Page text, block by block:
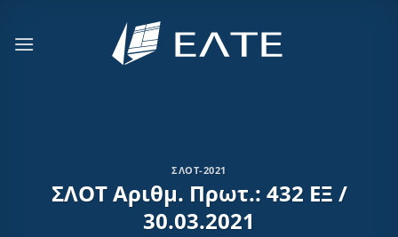
περιεχόμενο
ΣΛΟΤ-2021
ΣΛΟΤ Αριθμ. Πρωτ.: 432 ΕΞ /
30.03.2021